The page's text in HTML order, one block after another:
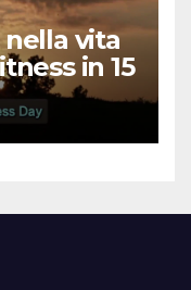
nella vita
in 15